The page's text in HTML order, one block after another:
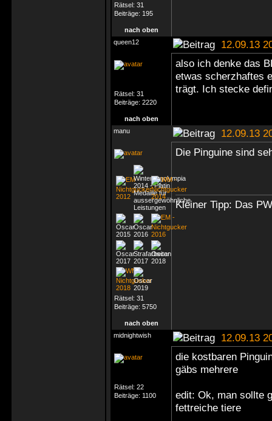
Rätsel: 31
Beiträge: 195
nach oben
queen12
12.09.13
Rätsel: 31
Beiträge: 2220
also ich denke das
etwas scherzhaftes
trägt. Ich stecke
nach oben
manu
12.09.13
Rätsel: 31
Beiträge: 5750
Die Pinguine sind
Kleiner Tipp: Das
nach oben
midnightwish
12.09.13
Rätsel: 22
Beiträge: 1100
die kostbaren
gäbs mehrere
edit: Ok, man sollte
fettreiche tiere